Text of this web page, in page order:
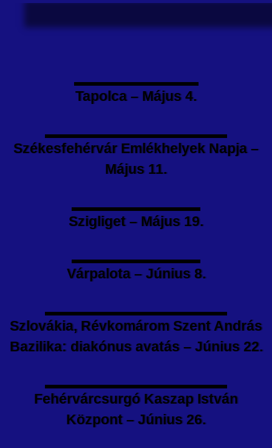
Tapolca – Május 4.
Székesfehérvár Emlékhelyek Napja –
Május 11.
Szigliget – Május 19.
Várpalota – Június 8.
Szlovákia, Révkomárom Szent András
Bazilika: diakónus avatás – Június 22.
Fehérvárcsurgó Kaszap István
Központ – Június 26.